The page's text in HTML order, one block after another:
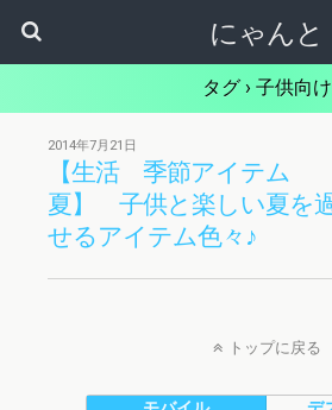
にゃんと
タグ › 子供向け
2014年7月21日
【生活 季節アイテム
夏】 子供と楽しい夏を
せるアイテム色々♪
トップに戻る